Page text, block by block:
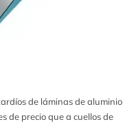
de láminas de aluminio
de precio que a cuellos de